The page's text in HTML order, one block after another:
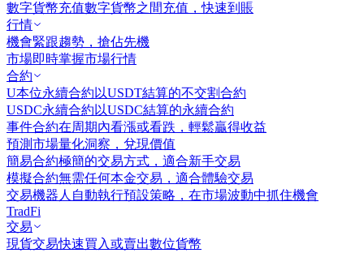
數字貨幣充值數字貨幣之間充值，快速到賬
行情
機會緊跟趨勢，搶佔先機
市場即時掌握市場行情
合約
U本位永續合約 以USDT結算的不交割合約
USDC永續合約 以USDC結算的永續合約
事件合約在周期內看漲或看跌，輕鬆贏得收益
預測市場量化洞察，兌現價值
簡易合約極簡的交易方式，適合新手交易
模擬合約無需任何本金交易，適合體驗交易
交易機器人 自動執行預設策略，在市場波動中抓住機會
TradFi
交易
現貨交易快速買入或賣出數位貨幣